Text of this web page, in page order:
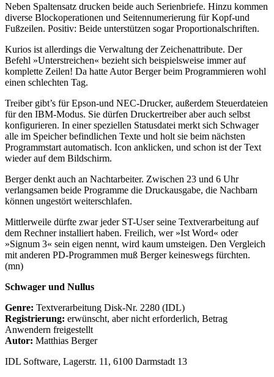
Neben Spaltensatz drucken beide auch Serienbriefe. Hinzu kommen
diverse Blockoperationen und Seitennumerierung für Kopf-und
Fußzeilen. Positiv: Beide unterstützen sogar Proportionalschriften.
Kurios ist allerdings die Verwaltung der Zeichenattribute. Der
Befehl »Unterstreichen« bezieht sich beispielsweise immer auf
komplette Zeilen! Da hatte Autor Berger beim Programmieren wohl
einen schlechten Tag.
Treiber gibt’s für Epson-und NEC-Drucker, außerdem Steuerdateien
für den IBM-Modus. Sie dürfen Druckertreiber aber auch selbst
konfigurieren. In einer speziellen Statusdatei merkt sich Schwager
alle im Speicher befindlichen Texte und holt sie beim nächsten
Programmstart automatisch. Icon anklicken, und schon ist der Text
wieder auf dem Bildschirm.
Berger denkt auch an Nachtarbeiter. Zwischen 23 und 6 Uhr
verlangsamen beide Programme die Druckausgabe, die Nachbarn
können ungestört weiterschlafen.
Mittlerweile dürfte zwar jeder ST-User seine Textverarbeitung auf
dem Rechner installiert haben. Freilich, wer »Ist Word« oder
»Signum 3« sein eigen nennt, wird kaum umsteigen. Den Vergleich
mit anderen PD-Programmen muß Berger keineswegs fürchten.
(mn)
Schwager und Nullus
Genre: Textverarbeitung Disk-Nr. 2280 (IDL)
Registrierung: erwünscht, aber nicht erforderlich, Betrag
Anwendern freigestellt
Autor: Matthias Berger
IDL Software, Lagerstr. 11, 6100 Darmstadt 13